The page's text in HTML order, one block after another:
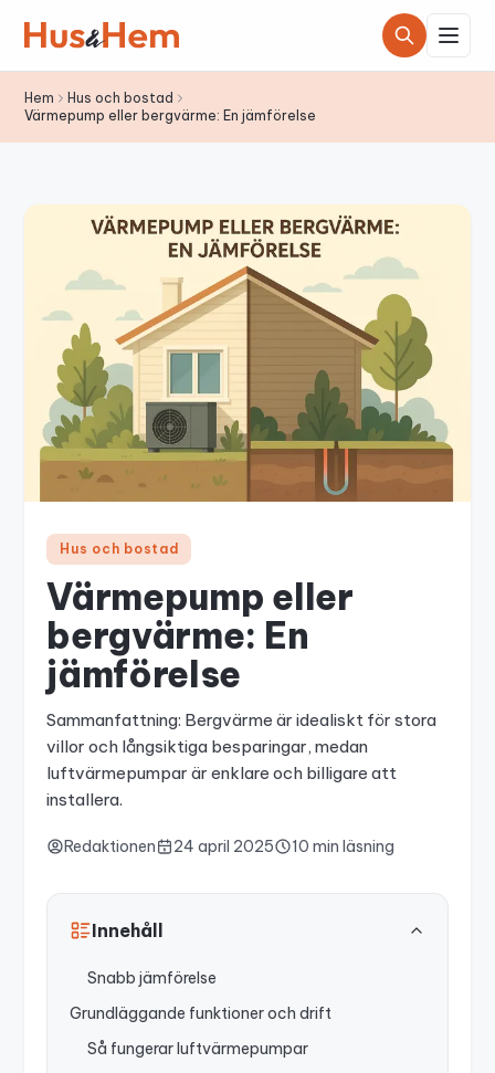
Hem
Hus och bostad
Värmepump eller bergvärme: En jämförelse
Hus och bostad
Värmepump eller
bergvärme: En
jämförelse
Sammanfattning: Bergvärme är idealiskt för stora
villor och långsiktiga besparingar, medan
luftvärmepumpar är enklare och billigare att
installera.
Redaktionen 24 april 2025 10 min läsning
Innehåll
Snabb jämförelse
Grundläggande funktioner och drift
Så fungerar luftvärmepumpar